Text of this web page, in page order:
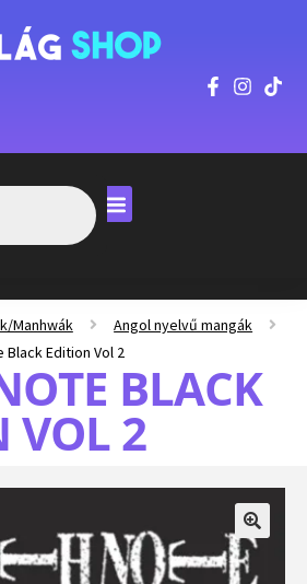
Manhwák
Angol nyelvű mangák
Black Edition Vol 2
BLACK
VOL 2